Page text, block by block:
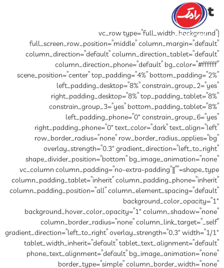
Test
[vc_row type=”full_width_background”
full_screen_row_position=”middle” column_margin=”default”
column_direction=”default” column_direction_tablet=”default”
column_direction_phone=”default” bg_color=”#ffffff”
scene_position=”center” top_padding=”4%” bottom_padding=”2%”
left_padding_desktop=”8%” constrain_group_2=”yes”
right_padding_desktop=”8%” top_padding_tablet=”8%”
constrain_group_3=”yes” bottom_padding_tablet=”8%”
left_padding_phone=”0″ constrain_group_6=”yes”
right_padding_phone=”0″ text_color=”dark” text_align=”left”
row_border_radius=”none” row_border_radius_applies=”bg”
overlay_strength=”0.3″ gradient_direction=”left_to_right”
shape_divider_position=”bottom” bg_image_animation=”none”
shape_type=””][vc_column column_padding=”no-extra-padding”
column_padding_tablet=”inherit” column_padding_phone=”inherit”
column_padding_position=”all” column_element_spacing=”default”
background_color_opacity=”1″
background_hover_color_opacity=”1″ column_shadow=”none”
column_border_radius=”none” column_link_target=”_self”
gradient_direction=”left_to_right” overlay_strength=”0.3″ width=”1/1″
tablet_width_inherit=”default” tablet_text_alignment=”default”
phone_text_alignment=”default” bg_image_animation=”none”
border_type=”simple” column_border_width=”none”